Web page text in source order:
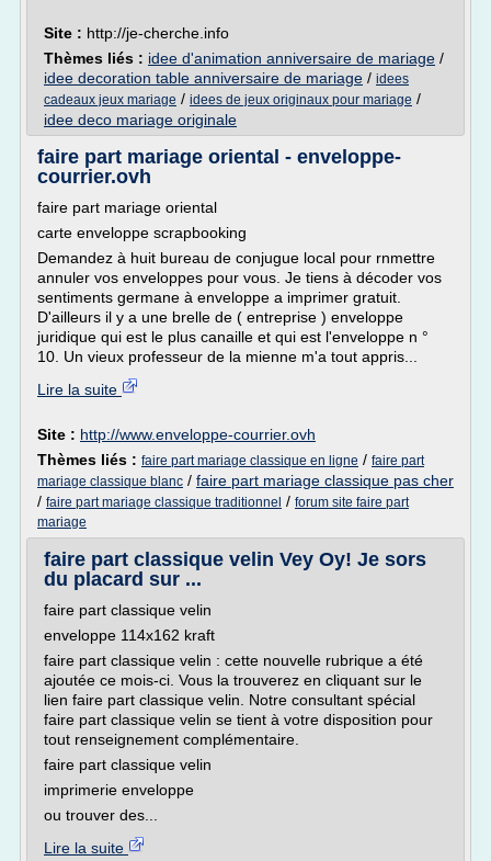
Site : http://je-cherche.info
Thèmes liés : idee d'animation anniversaire de mariage /
idee decoration table anniversaire de mariage / idees
cadeaux jeux mariage / idees de jeux originaux pour mariage /
idee deco mariage originale
faire part mariage oriental - enveloppe-
courrier.ovh
faire part mariage oriental
carte enveloppe scrapbooking
Demandez à huit bureau de conjugue local pour rnmettre
annuler vos enveloppes pour vous. Je tiens à décoder vos
sentiments germane à enveloppe a imprimer gratuit.
D'ailleurs il y a une brelle de ( entreprise ) enveloppe
juridique qui est le plus canaille et qui est l'enveloppe n °
10. Un vieux professeur de la mienne m'a tout appris...
Lire la suite
Site : http://www.enveloppe-courrier.ovh
Thèmes liés : faire part mariage classique en ligne / faire part
mariage classique blanc / faire part mariage classique pas cher
/ faire part mariage classique traditionnel / forum site faire part
mariage
faire part classique velin Vey Oy! Je sors
du placard sur ...
faire part classique velin
enveloppe 114x162 kraft
faire part classique velin : cette nouvelle rubrique a été
ajoutée ce mois-ci. Vous la trouverez en cliquant sur le
lien faire part classique velin. Notre consultant spécial
faire part classique velin se tient à votre disposition pour
tout renseignement complémentaire.
faire part classique velin
imprimerie enveloppe
ou trouver des...
Lire la suite